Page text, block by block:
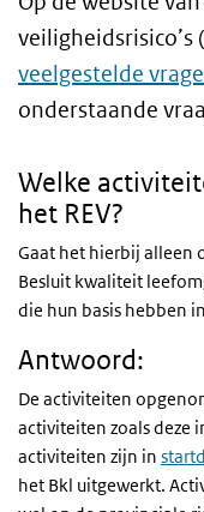
veiligheidsrisico’s
veelgestelde
onderstaande
Welke
het REV?
Gaat het hierbij alleen
Besluit kwaliteit
die hun basis hebben
Antwoord:
De activiteiten
activiteiten zoals deze
activiteiten zijn in
het Bkl uitgewerkt.